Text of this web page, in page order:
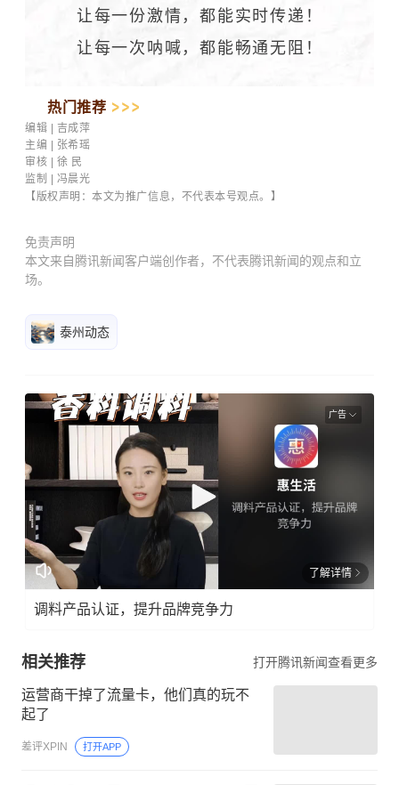
让每一份激情，都能实时传递！
让每一次呐喊，都能畅通无阻！
热门推荐
编辑 | 吉成萍
主编 | 张希瑶
审核 | 徐 民
监制 | 冯晨光
【版权声明：本文为推广信息，不代表本号观点。】
免责声明
本文来自腾讯新闻客户端创作者，不代表腾讯新闻的观点和立
场。
泰州动态
广告
了解详情
调料产品认证，提升品牌竞争力
相关推荐 打开腾讯新闻查看更多
运营商干掉了流量卡，他们真的玩不
起了
差评XPIN 打开APP